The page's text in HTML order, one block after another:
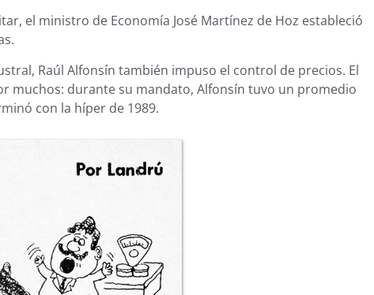
el ministro de Economía José Martínez de Hoz estableció
Raúl Alfonsín también impuso el control de precios. El
muchos: durante su mandato, Alfonsín tuvo un promedio
con la híper de 1989.